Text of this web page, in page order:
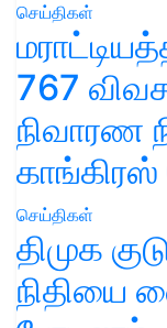
செய்திகள்
767
நிவாரண
செய்திகள்
திமுக
நிதியை